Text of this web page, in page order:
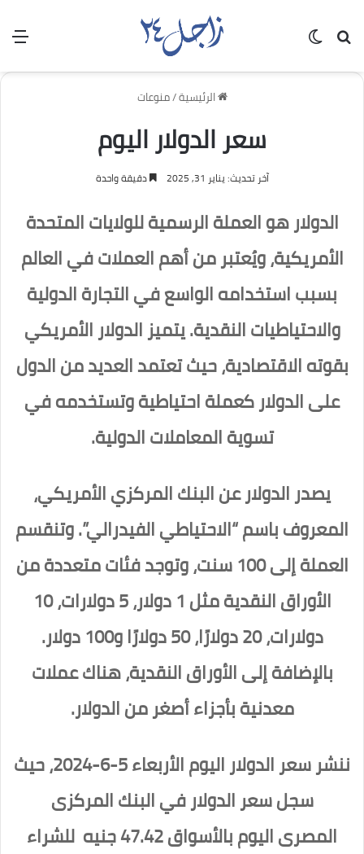
بحث عن
الرئيسية/منوعات
سعر الدولار اليوم
آخر تحديث: يناير 31, 2025 دقيقة واحدة
الدولار هو العملة الرسمية للولايات المتحدة
الأمريكية، ويُعتبر من أهم العملات في العالم
بسبب استخدامه الواسع في التجارة الدولية
والاحتياطيات النقدية. يتميز الدولار الأمريكي
بقوته الاقتصادية، حيث تعتمد العديد من الدول
على الدولار كعملة احتياطية وتستخدمه في
تسوية المعاملات الدولية.
يصدر الدولار عن البنك المركزي الأمريكي،
المعروف باسم “الاحتياطي الفيدرالي”. وتنقسم
العملة إلى 100 سنت، وتوجد فئات متعددة من
الأوراق النقدية مثل 1 دولار، 5 دولارات، 10
دولارات، 20 دولارًا، 50 دولارًا و100 دولار.
بالإضافة إلى الأوراق النقدية، هناك عملات
معدنية بأجزاء أصغر من الدولار.
ننشر سعر الدولار اليوم الأربعاء 5-6-2024، حيث
سجل سعر الدولار في البنك المركزى
المصرى اليوم بالأسواق 47.42 جنيه للشراء